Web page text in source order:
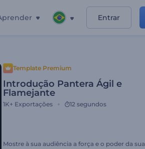
Entrar
Template Premium
Introdução Pantera Ágil e
Flamejante
1K+ Exportações 12 segundos
Mostre à sua audiência a força e o poder da sua